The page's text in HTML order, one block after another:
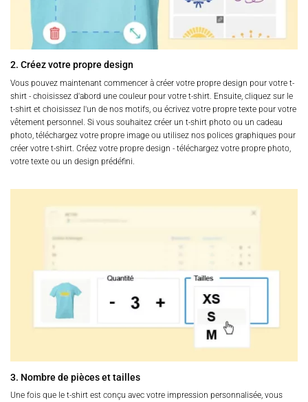
2. Créez votre propre design
Vous pouvez maintenant commencer à créer votre propre design pour votre t-
shirt - choisissez d'abord une couleur pour votre t-shirt. Ensuite, cliquez sur le
t-shirt et choisissez l'un de nos motifs, ou écrivez votre propre texte pour votre
vêtement personnel. Si vous souhaitez créer un t-shirt photo ou un cadeau
photo, téléchargez votre propre image ou utilisez nos polices graphiques pour
créer votre t-shirt. Créez votre propre design - téléchargez votre propre photo,
votre texte ou un design prédéfini.
3. Nombre de pièces et tailles
Une fois que le t-shirt est conçu avec votre impression personnalisée, vous